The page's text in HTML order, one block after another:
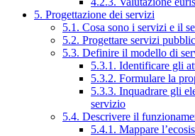
5. Progettazione dei servizi
5.1. Cosa sono i servizi e il
5.2. Progettare servizi
5.3. Definire il modello di
5.3.1. Identificare gli
5.3.2. Formulare la
5.3.3. Inquadrare gli
servizio
5.4. Descrivere il
5.4.1. Mappare